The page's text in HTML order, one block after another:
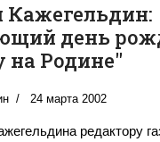
день
на Родине"
24 марта 2002
редактору